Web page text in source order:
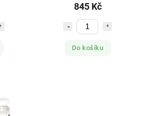
845 Kč
Do košíku